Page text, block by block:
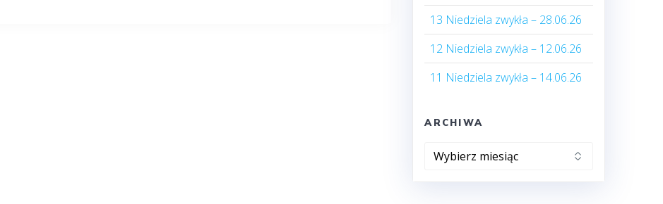
13 Niedziela zwykła – 28.06.26
12 Niedziela zwykła – 12.06.26
11 Niedziela zwykła – 14.06.26
ARCHIWA
Archiwa